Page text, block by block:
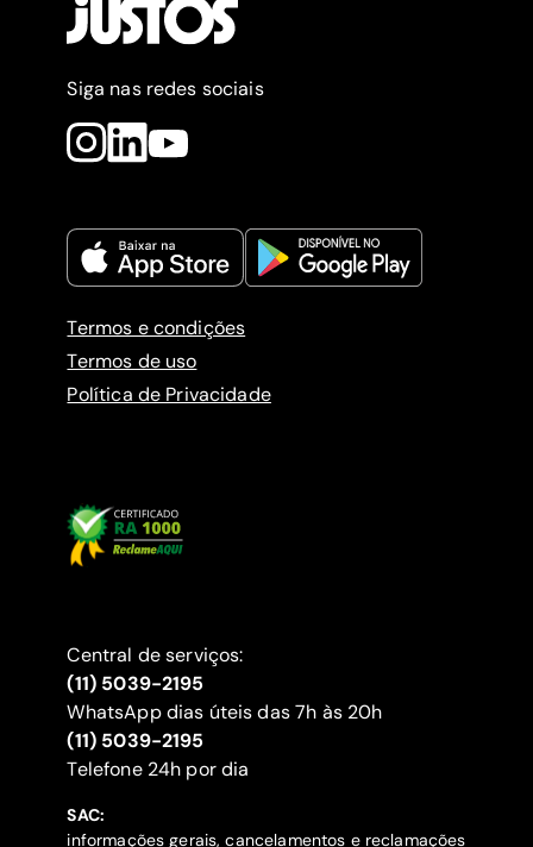
Siga nas redes sociais
Termos e condições
Termos de uso
Política de Privacidade
Central de serviços:
(11) 5039-2195
WhatsApp dias úteis das 7h às 20h
(11) 5039-2195
‍Telefone 24h por dia
SAC:
informações gerais, cancelamentos e reclamações